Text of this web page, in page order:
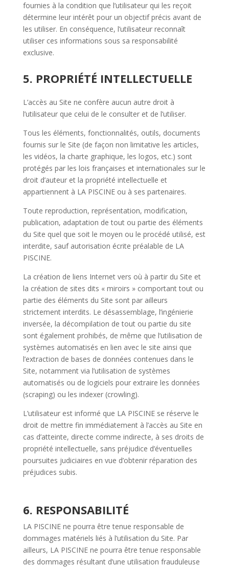
fournies à la condition que l’utilisateur qui les reçoit
détermine leur intérêt pour un objectif précis avant de
les utiliser. En conséquence, l’utilisateur reconnaît
utiliser ces informations sous sa responsabilité
exclusive.
5. PROPRIÉTÉ INTELLECTUELLE
L’accès au Site ne confère aucun autre droit à
l’utilisateur que celui de le consulter et de l’utiliser.
Tous les éléments, fonctionnalités, outils, documents
fournis sur le Site (de façon non limitative les articles,
les vidéos, la charte graphique, les logos, etc.) sont
protégés par les lois françaises et internationales sur le
droit d’auteur et la propriété intellectuelle et
appartiennent à LA PISCINE ou à ses partenaires.
Toute reproduction, représentation, modification,
publication, adaptation de tout ou partie des éléments
du Site quel que soit le moyen ou le procédé utilisé, est
interdite, sauf autorisation écrite préalable de LA
PISCINE.
La création de liens Internet vers où à partir du Site et
la création de sites dits « miroirs » comportant tout ou
partie des éléments du Site sont par ailleurs
strictement interdits. Le désassemblage, l’ingénierie
inversée, la décompilation de tout ou partie du site
sont également prohibés, de même que l’utilisation de
systèmes automatisés en lien avec le site ainsi que
l’extraction de bases de données contenues dans le
Site, notamment via l’utilisation de systèmes
automatisés ou de logiciels pour extraire les données
(scraping) ou les indexer (crowling).
L’utilisateur est informé que LA PISCINE se réserve le
droit de mettre fin immédiatement à l’accès au Site en
cas d’atteinte, directe comme indirecte, à ses droits de
propriété intellectuelle, sans préjudice d’éventuelles
poursuites judiciaires en vue d’obtenir réparation des
préjudices subis.
6. RESPONSABILITÉ
LA PISCINE ne pourra être tenue responsable de
dommages matériels liés à l’utilisation du Site. Par
ailleurs, LA PISCINE ne pourra être tenue responsable
des dommages résultant d’une utilisation frauduleuse